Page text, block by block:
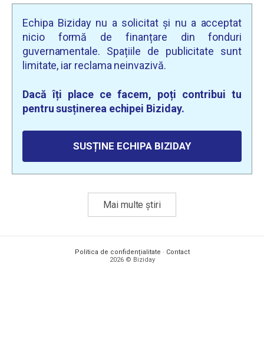
Echipa Biziday nu a solicitat și nu a acceptat
nicio formă de finanțare din fonduri
guvernamentale. Spațiile de publicitate sunt
limitate, iar reclama neinvazivă.
Dacă îți place ce facem, poți contribui tu
pentru susținerea echipei Biziday.
SUSȚINE ECHIPA BIZIDAY
Mai multe știri
Politica de confidențialitate · Contact
2026 © Biziday